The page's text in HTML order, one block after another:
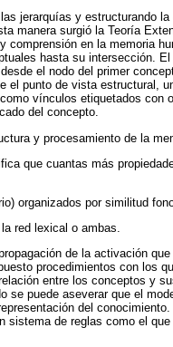
jerarquías y estructurando
manera surgió la Teoría
en la memoria
hasta su intersección.
el nodo del primer
el punto de vista estructural,
vínculos etiquetados con
del concepto.
y procesamiento de la
que cuantas más
organizados por similitud
red lexical o ambas.
de la activación
procedimientos con los
entre los conceptos y
se puede aseverar que el
del conocimiento.
sistema de reglas como el